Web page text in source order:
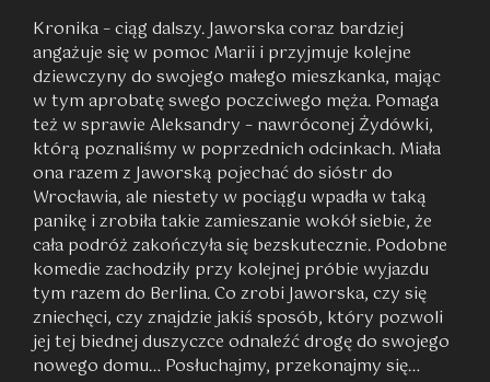
Kronika – ciąg dalszy. Jaworska coraz bardziej
angażuje się w pomoc Marii i przyjmuje kolejne
dziewczyny do swojego małego mieszkanka, mając
w tym aprobatę swego poczciwego męża. Pomaga
też w sprawie Aleksandry – nawróconej Żydówki,
którą poznaliśmy w poprzednich odcinkach. Miała
ona razem z Jaworską pojechać do sióstr do
Wrocławia, ale niestety w pociągu wpadła w taką
panikę i zrobiła takie zamieszanie wokół siebie, że
cała podróż zakończyła się bezskutecznie. Podobne
komedie zachodziły przy kolejnej próbie wyjazdu
tym razem do Berlina. Co zrobi Jaworska, czy się
zniechęci, czy znajdzie jakiś sposób, który pozwoli
jej tej biednej duszyczce odnaleźć drogę do swojego
nowego domu… Posłuchajmy, przekonajmy się…